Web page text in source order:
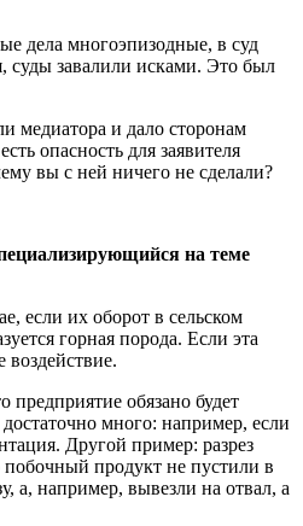
дела многоэпизодные, в суд
суды завалили исками. Это был
медиатора и дало сторонам
опасность для заявителя
вы с ней ничего не сделали?
на теме
если их оборот в сельском
горная порода. Если эта
воздействие.
обязано будет
много: например, если
Другой пример: разрез
побочный продукт не пустили в
а, например, вывезли на отвал, а